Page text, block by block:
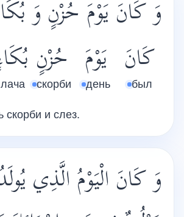
وَ كَانَ يَوْمَ حُزْنٍ وَ
كَانَ
был
يَوْمَ
день
حُزْنٍ
скорби
скорби и слез.
وَ كَانَ الْيَوْمُ الَّذِي